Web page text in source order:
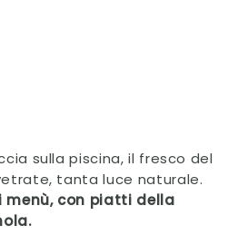
sulla piscina, il fresco del
tanta luce naturale.
menù, con piatti della